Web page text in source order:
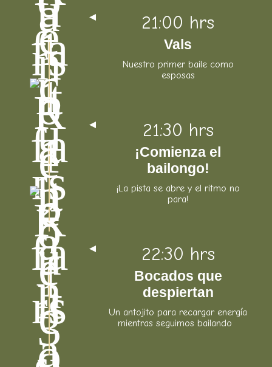
21:00 hrs
Vals
Nuestro primer baile como
esposas
21:30 hrs
¡Comienza el
bailongo!
¡La pista se abre y el ritmo no
para!
22:30 hrs
Bocados que
despiertan
Un antojito para recargar energía
mientras seguimos bailando